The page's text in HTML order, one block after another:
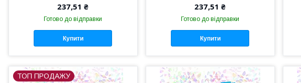
237,51 ₴
Готово до відправки
Купити
237,51 ₴
Готово до відправки
Купити
ТОП ПРОДАЖУ